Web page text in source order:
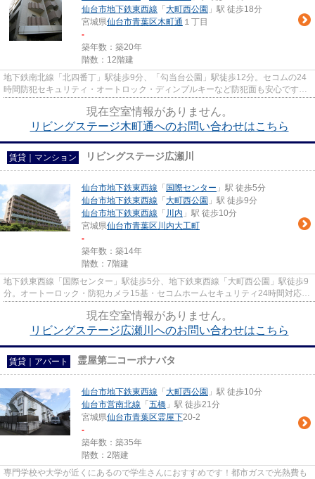
仙台市地下鉄東西線 「 大町西公園 」駅 徒歩18分
宮城県仙台市青葉区木町通 １丁目
-
築年数：築20年
階数：12階建
地下鉄南北線「北四番丁」駅徒歩9分、「勾当台公園」駅徒歩12分。セコムの24
時間防犯セキュリティ・オートロック・ディンプルキーなど防犯面も安心ですの
現在空室情報がありません。
リビングステージ木町通へのお問い合わせはこちら
賃貸｜マンション リビングステージ広瀬川
仙台市地下鉄東西線 「 国際センター 」駅 徒歩5分
仙台市地下鉄東西線 「 大町西公園 」駅 徒歩9分
仙台市地下鉄東西線 「 川内 」駅 徒歩10分
宮城県仙台市青葉区 川内大工町
-
築年数：築14年
階数：7階建
地下鉄東西線「国際センター」駅徒歩5分、地下鉄東西線「大町西公園」駅徒歩9
分。オートーロック・防犯カメラ15基・セコムホームセキュリティ24時間対応の
現在空室情報がありません。
リビングステージ広瀬川へのお問い合わせはこちら
賃貸｜アパート 霊屋第二コーポナバタ
仙台市地下鉄東西線 「 大町西公園 」駅 徒歩10分
仙台市営南北線 「 五橋 」駅 徒歩21分
宮城県仙台市青葉区霊屋下20-2
-
築年数：築35年
階数：2階建
専門学校や大学が近くにあるので学生さんにおすすめです！都市ガスで光熱費も